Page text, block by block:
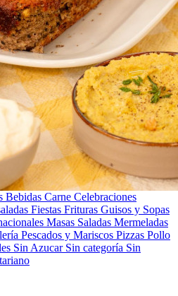
Bebidas Carne Celebraciones
Fiestas Frituras Guisos y Sopas
Masas Saladas Mermeladas
Pescados y Mariscos Pizzas Pollo
Sin Azucar Sin categoría Sin